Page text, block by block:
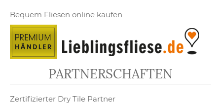
Bequem Fliesen online kaufen
PARTNERSCHAFTEN
Zertifizierter Dry Tile Partner